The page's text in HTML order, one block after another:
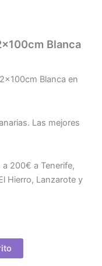
Blanca
Blanca en
Las mejores
a 200€ a Tenerife,
Hierro, Lanzarote y